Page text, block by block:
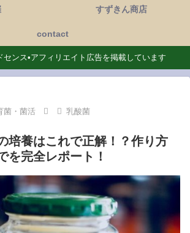
すずきん商店
contact
ンス•アフィリエイト広告を掲載しています
菌・菌活 乳酸菌
培養はこれで正解！？作り方
を完全レポート！